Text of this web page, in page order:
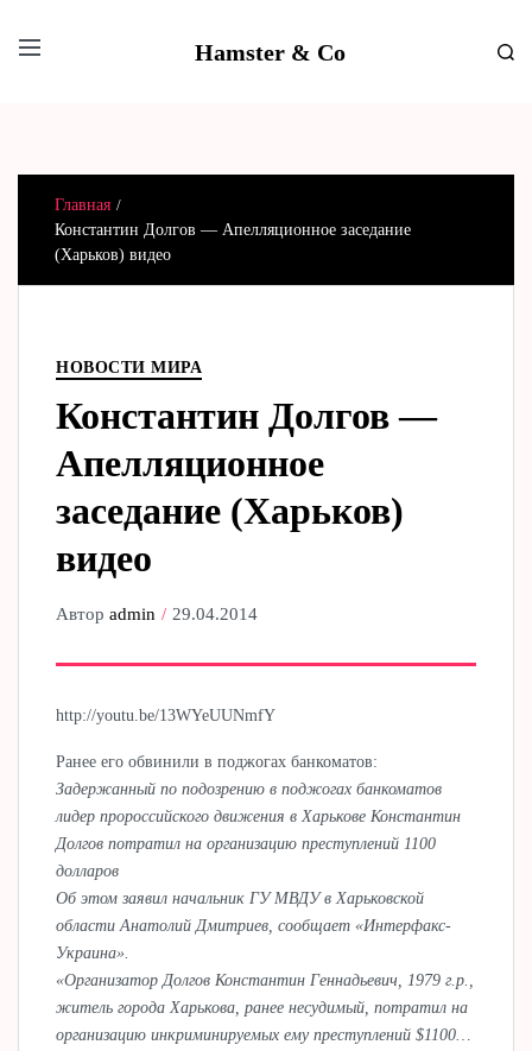
Hamster & Co
Главная
Константин Долгов — Апелляционное заседание
(Харьков) видео
НОВОСТИ МИРА
Константин Долгов —
Апелляционное
заседание (Харьков)
видео
Авторadmin 29.04.2014
http://youtu.be/13WYeUUNmfY
Ранее его обвинили в поджогах банкоматов:
Задержанный по подозрению в поджогах банкоматов
лидер пророссийского движения в Харькове Константин
Долгов потратил на организацию преступлений 1100
долларов
Об этом заявил начальник ГУ МВДУ в Харьковской
области Анатолий Дмитриев, сообщает «Интерфакс-
Украина».
«Организатор Долгов Константин Геннадьевич, 1979 г.р.,
житель города Харькова, ранее несудимый, потратил на
организацию инкриминируемых ему преступлений $1100…